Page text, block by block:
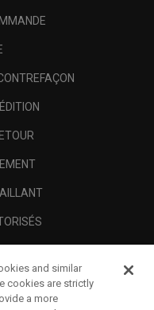
and similar
cookies are strictly
a more